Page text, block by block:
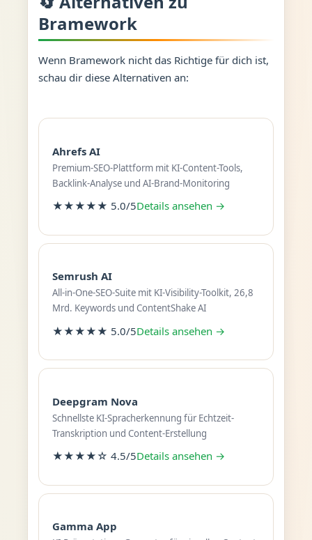
Bramework
Wenn Bramework nicht das Richtige für dich ist,
schau dir diese Alternativen an:
Ahrefs AI
Premium-SEO-Plattform mit KI-Content-Tools,
Backlink-Analyse und AI-Brand-Monitoring
★★★★★ 5.0/5Details ansehen →
Semrush AI
All-in-One-SEO-Suite mit KI-Visibility-Toolkit, 26,8
Mrd. Keywords und ContentShake AI
★★★★★ 5.0/5Details ansehen →
Deepgram Nova
Schnellste KI-Spracherkennung für Echtzeit-
Transkription und Content-Erstellung
★★★★☆ 4.5/5Details ansehen →
Gamma App